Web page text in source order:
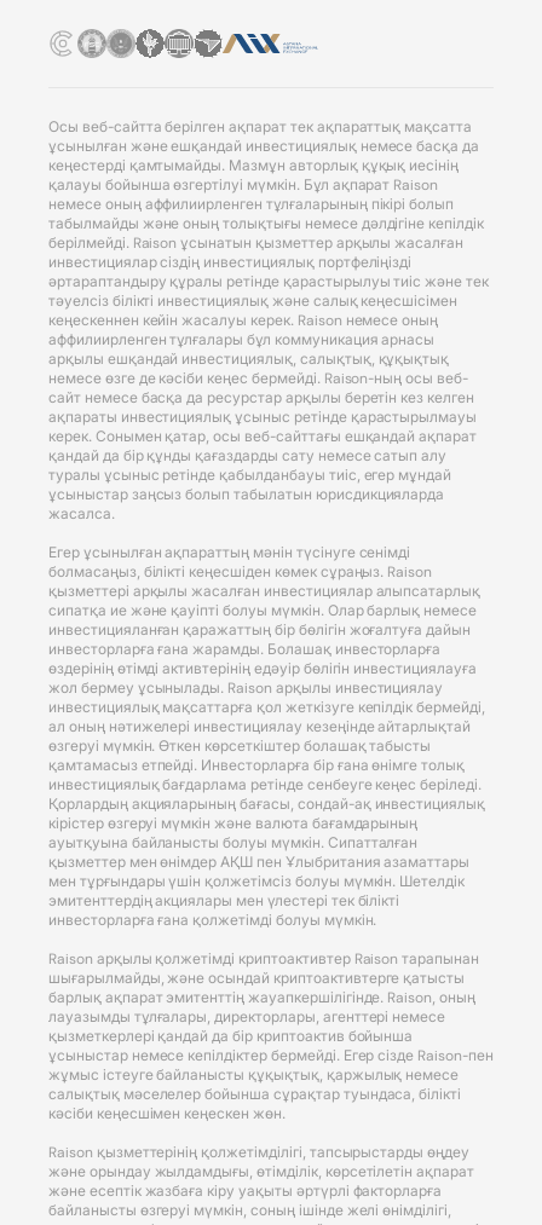
Осы веб-сайтта берілген ақпарат тек ақпараттық мақсатта
ұсынылған және ешқандай инвестициялық немесе басқа да
кеңестерді қамтымайды. Мазмұн авторлық құқық иесінің
қалауы бойынша өзгертілуі мүмкін. Бұл ақпарат Raison
немесе оның аффилиирленген тұлғаларының пікірі болып
табылмайды және оның толықтығы немесе дәлдігіне кепілдік
берілмейді. Raison ұсынатын қызметтер арқылы жасалған
инвестициялар сіздің инвестициялық портфеліңізді
әртараптандыру құралы ретінде қарастырылуы тиіс және тек
тәуелсіз білікті инвестициялық және салық кеңесшісімен
кеңескеннен кейін жасалуы керек. Raison немесе оның
аффилиирленген тұлғалары бұл коммуникация арнасы
арқылы ешқандай инвестициялық, салықтық, құқықтық
немесе өзге де кәсіби кеңес бермейді. Raison-ның осы веб-
сайт немесе басқа да ресурстар арқылы беретін кез келген
ақпараты инвестициялық ұсыныс ретінде қарастырылмауы
керек. Сонымен қатар, осы веб-сайттағы ешқандай ақпарат
қандай да бір құнды қағаздарды сату немесе сатып алу
туралы ұсыныс ретінде қабылданбауы тиіс, егер мұндай
ұсыныстар заңсыз болып табылатын юрисдикцияларда
жасалса.
Егер ұсынылған ақпараттың мәнін түсінуге сенімді
болмасаңыз, білікті кеңесшіден көмек сұраңыз. Raison
қызметтері арқылы жасалған инвестициялар алыпсатарлық
сипатқа ие және қауіпті болуы мүмкін. Олар барлық немесе
инвестицияланған қаражаттың бір бөлігін жоғалтуға дайын
инвесторларға ғана жарамды. Болашақ инвесторларға
өздерінің өтімді активтерінің едәуір бөлігін инвестициялауға
жол бермеу ұсынылады. Raison арқылы инвестициялау
инвестициялық мақсаттарға қол жеткізуге кепілдік бермейді,
ал оның нәтижелері инвестициялау кезеңінде айтарлықтай
өзгеруі мүмкін. Өткен көрсеткіштер болашақ табысты
қамтамасыз етпейді. Инвесторларға бір ғана өнімге толық
инвестициялық бағдарлама ретінде сенбеуге кеңес беріледі.
Қорлардың акцияларының бағасы, сондай-ақ инвестициялық
кірістер өзгеруі мүмкін және валюта бағамдарының
ауытқуына байланысты болуы мүмкін. Сипатталған
қызметтер мен өнімдер АҚШ пен Ұлыбритания азаматтары
мен тұрғындары үшін қолжетімсіз болуы мүмкін. Шетелдік
эмитенттердің акциялары мен үлестері тек білікті
инвесторларға ғана қолжетімді болуы мүмкін.
Raison арқылы қолжетімді криптоактивтер Raison тарапынан
шығарылмайды, және осындай криптоактивтерге қатысты
барлық ақпарат эмитенттің жауапкершілігінде. Raison, оның
лауазымды тұлғалары, директорлары, агенттері немесе
қызметкерлері қандай да бір криптоактив бойынша
ұсыныстар немесе кепілдіктер бермейді. Егер сізде Raison-пен
жұмыс істеуге байланысты құқықтық, қаржылық немесе
салықтық мәселелер бойынша сұрақтар туындаса, білікті
кәсіби кеңесшімен кеңескен жөн.
Raison қызметтерінің қолжетімділігі, тапсырыстарды өңдеу
және орындау жылдамдығы, өтімділік, көрсетілетін ақпарат
және есептік жазбаға кіру уақыты әртүрлі факторларға
байланысты өзгеруі мүмкін, соның ішінде желі өнімділігі,